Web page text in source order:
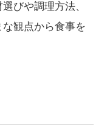
びや調理方法、
観点から食事を